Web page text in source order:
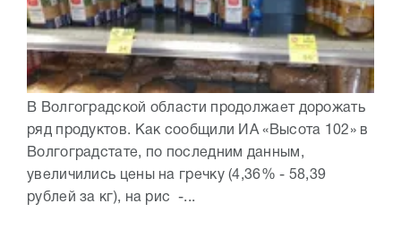
В Волгоградской области продолжает дорожать
ряд продуктов. Как сообщили ИА «Высота 102» в
Волгоградстате, по последним данным,
увеличились цены на гречку (4,36% - 58,39
рублей за кг), на рис -...